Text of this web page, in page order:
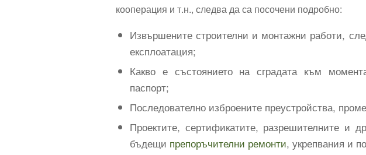
кооперация и т.н., следва да са посочени подробно:
Извършените строителни и монтажни работи,
експлоатация;
Какво е състоянието на сградата към
паспорт;
Последователно изброените преустройства,
Проектите, сертификатите, разрешителните и
бъдещи препоръчителни ремонти, укрепвания и